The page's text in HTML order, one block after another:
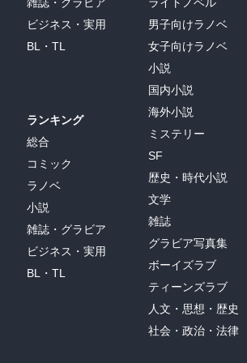
ってるんですか？」
名前です。でも、なんで……」
ものと思える白い毛がついたままになってる
した。
ビジネス・実用
BL・TL
ランキング
総合
コミック
ラノベ
小説
雑誌・グラビア
ビジネス・実用
BL・TL
男子向けラノベ
女子向けラノベ
小説
国内小説
海外小説
ミステリー
SF
歴史・時代小説
文学
雑誌
グラビア写真集
ボーイズラブ
ティーンズラブ
人文・思想・歴史
社会・政治・法律